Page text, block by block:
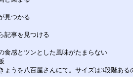
見つかる
記事を見つける
食感とツンとした風味がたまらない
ょうを八百屋さんにて。サイズは3段階あ